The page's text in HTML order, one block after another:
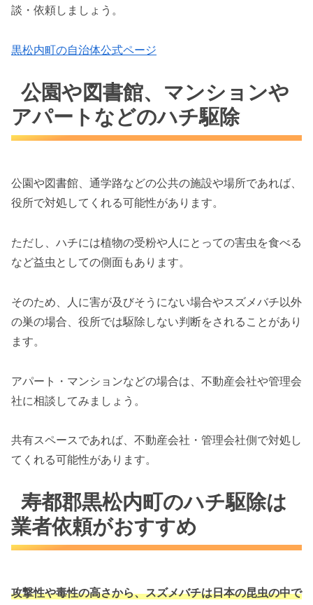
談・依頼しましょう。
黒松内町の自治体公式ページ
公園や図書館、マンションや
アパートなどのハチ駆除
公園や図書館、通学路などの公共の施設や場所であれば、
役所で対処してくれる可能性があります。
ただし、ハチには植物の受粉や人にとっての害虫を食べる
など益虫としての側面もあります。
そのため、人に害が及びそうにない場合やスズメバチ以外
の巣の場合、役所では駆除しない判断をされることがあり
ます。
アパート・マンションなどの場合は、不動産会社や管理会
社に相談してみましょう。
共有スペースであれば、不動産会社・管理会社側で対処し
てくれる可能性があります。
寿都郡黒松内町のハチ駆除は
業者依頼がおすすめ
攻撃性や毒性の高さから、スズメバチは日本の昆虫の中で